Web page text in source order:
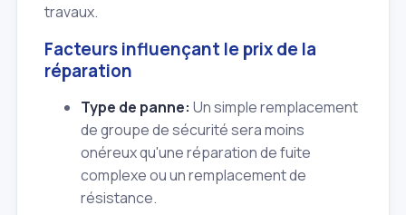
travaux.
Facteurs influençant le prix de la
réparation
Type de panne: Un simple remplacement
de groupe de sécurité sera moins
onéreux qu'une réparation de fuite
complexe ou un remplacement de
résistance.